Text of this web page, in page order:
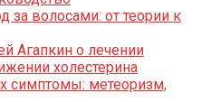
за волосами: от теории к
Агапкин о лечении
холестерина
симптомы: метеоризм,